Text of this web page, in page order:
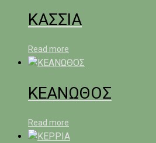
ΚΑΣΣΙΑ
Read more
ΚΕΑΝΩΘΟΣ
Read more